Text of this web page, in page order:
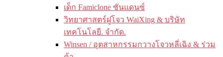
เด็ก Famiclone ซันแดนซ์
วิทยาศาสตร์ฝูโจว WaiXing & บริษัท
เทคโนโลยี. จำกัด.
Winsen / อุตสาหกรรมกวางโจวหลี่เฉิง & ร่วม